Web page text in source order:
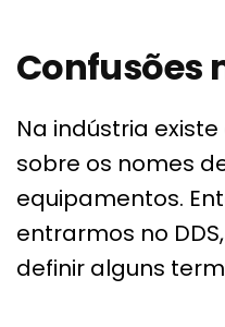
Confusões
Na indústria
sobre os nomes
equipamentos.
entrarmos no
definir alguns